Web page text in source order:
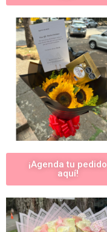
¡Agenda tu pedido
aquí!